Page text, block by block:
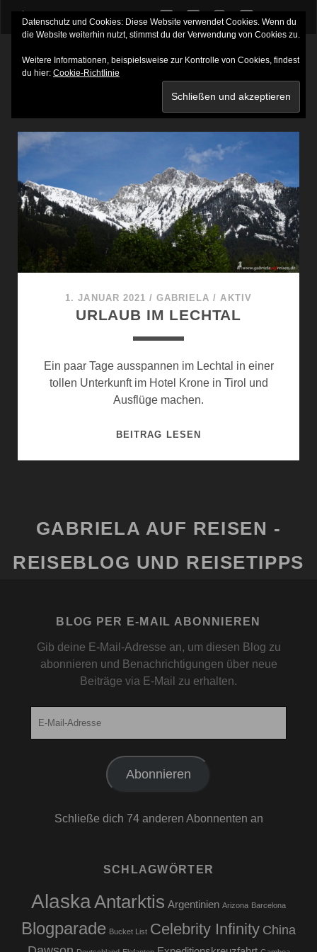
twitterfacebookinstagram
youtube
1. JANUAR 2021 /GABRIELA /AKTIV
URLAUB IM LECHTAL
Ein paar Tage ausspannen im Lechtal in einer
tollen Unterkunft im Hotel Krone in Tirol und
Ausflüge machen.
BEITRAG LESENURLAUB
GABRIELA AUF REISEN -
REISEBLOG UND REISETIPPS
BLOG PER E-MAIL ABONNIEREN
Gib deine E-Mail-Adresse an, um diesen Blog zu
abonnieren und Benachrichtigungen über neue
Beiträge via E-Mail zu erhalten.
Abonnieren
Schließe dich 74 anderen Abonnenten an
SCHLAGWÖRTER
AlaskaAntarktis Argentinien Arizona Barcelona
Blogparade Bucket List Celebrity Infinity China
Datenschutz und Cookies: Diese Website verwendet Cookies. Wenn du
die Website weiterhin nutzt, stimmst du der Verwendung von Cookies zu.
Weitere Informationen, beispielsweise zur Kontrolle von Cookies, findest
du hier: Cookie-Richtlinie